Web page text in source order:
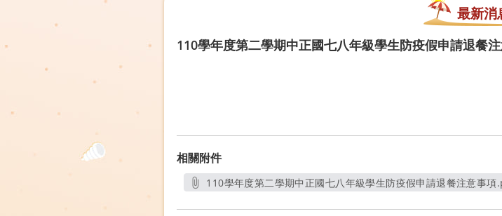
最新消
110學年度第二學期中正國七八年級學生防疫假申請退餐
相關附件
110學年度第二學期中正國七八年級學生防疫假申請退餐注意事